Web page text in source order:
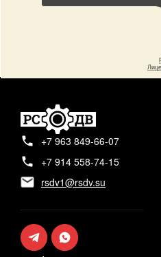
+7 963 849-66-07
+7 914 558-74-15
rsdv1@rsdv.su